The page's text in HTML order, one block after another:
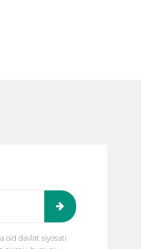
oid davlat siyosati